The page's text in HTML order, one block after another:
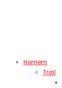
Homem
Trail